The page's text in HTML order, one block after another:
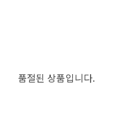
품절된 상품입니다.